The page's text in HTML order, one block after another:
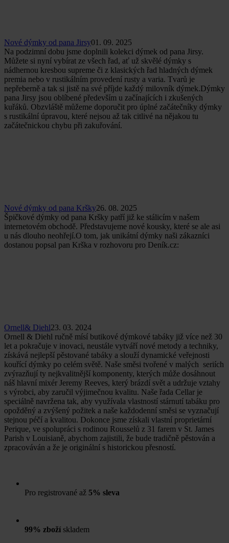
Nové dýmky od pana Jirsy01. 09. 2025
Na podzimní dobu jsme doplnili kolekci dýmek od pana Jirsy.
Můžete si nyní vybírat ze všech řad, ať už skvělé dýmky s
nádhernou kresbou supreme či z klasických řad hladných dýmek
premia nebo v rustikálním provedení rusty a varia. Tvarů je
nepřeberně a tak si jistě na své příjde každý milovník dýmek.Dýmky
pana Jirsy jsou oblíbené především u začínajících i zkušených
kuřáků. Obzvláště můžeme doporučit pro úplné začátečníky dýmky
s rustikální úpravou, které nejsou až tak citlivé na nějakou tu
začátečnickou chybu při zakuřování.
Nové dýmky od pana Kršky26. 08. 2025
Špičkové dýmky od pana Kršky patří již ke stálicím v našem
internetovém obchodě. Představujeme nové kousky, které se ale asi
u nás dlouho neohřejí.O tom, jak unikátní dýmky naši zákazníci
dostanou popsal pan Krška v rozhovoru pro Deník.cz:
Ornell& Diehl23. 03. 2024
Ornell & Diehl ručně mísí butikové dýmkové tabáky již více než 30
let a pokračuje v inovaci, neustále vytváří nové metody a techniky,
získává nejlepší pěstované tabáky a slouží dynamické veřejnosti
kouřící dýmky po celém světě. Naše směsi tvořené v malých seriích
zvýrazňují ty nejkvalitnější komponenty, kterých může dosáhnout
náš hlavní mixér Jeremy Reeves, který brázdí svět a udržuje vztahy
s výrobci, aby zaručil výjimečnou kvalitu. Naše řada Cellar je
speciálně navržena tak, aby využívala vlastností stárnutí tabáku pro
opožděný a zvýšený požitek a naše každodenní směsi se vyznačují
stejnou péčí a kvalitou. Dokonce jsme získali vlastní proprietární
Perique, ve spolupráci s rodinou Rousselů z 31 farem v St. James
Parish v Louisianě, abychom zajistili, že bude tradičně pěstován a
zpracováván a že je originální s historickou přesností.
Pro registrované až 5% sleva
99% zboží skladem